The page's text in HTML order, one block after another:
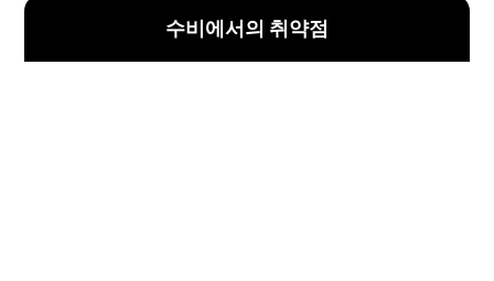
수비에서의 취약점